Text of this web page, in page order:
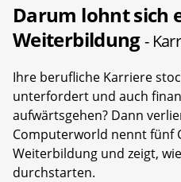
Darum lohnt sich
Weiterbildung-
Ihre berufliche Karriere
unterfordert und auch
aufwärtsgehen? Dann
Computerworld nennt fünf
Weiterbildung und zeigt,
durchstarten.